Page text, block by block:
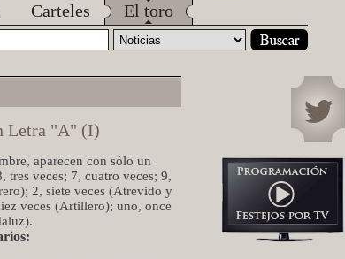
Carteles El toro
Letra "A" (I)
aparecen con sólo un
tres veces; 7, cuatro veces; 9,
2, siete veces (Atrevido y
veces (Artillero); uno, once